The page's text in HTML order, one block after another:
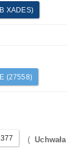
XADES)
(27558)
(Uchwała